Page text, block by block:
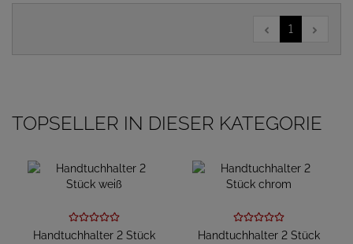
1
TOPSELLER IN DIESER KATEGORIE
Handtuchhalter 2 Stück
Handtuchhalter 2 Stück